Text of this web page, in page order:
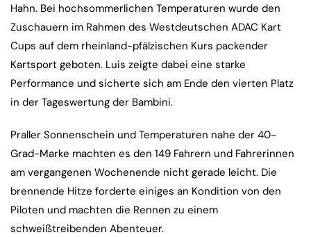
Hahn. Bei hochsommerlichen Temperaturen wurde den
Zuschauern im Rahmen des Westdeutschen ADAC Kart
Cups auf dem rheinland-pfälzischen Kurs packender
Kartsport geboten. Luis zeigte dabei eine starke
Performance und sicherte sich am Ende den vierten Platz
in der Tageswertung der Bambini.
Praller Sonnenschein und Temperaturen nahe der 40-
Grad-Marke machten es den 149 Fahrern und Fahrerinnen
am vergangenen Wochenende nicht gerade leicht. Die
brennende Hitze forderte einiges an Kondition von den
Piloten und machten die Rennen zu einem
schweißtreibenden Abenteuer.